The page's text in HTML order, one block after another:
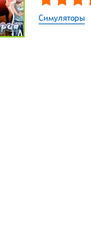
Симуляторы